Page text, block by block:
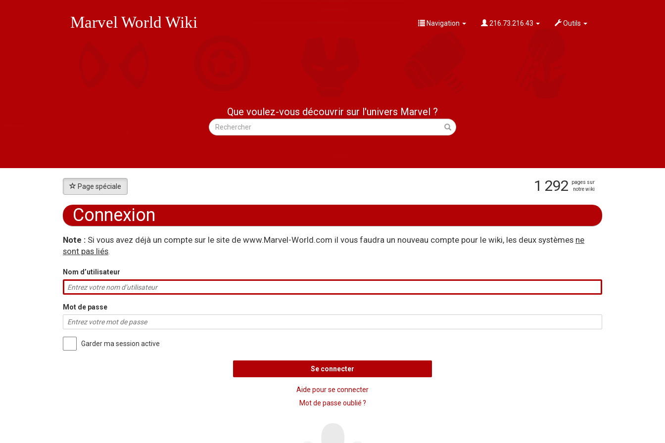
Marvel World Wiki Navigation 216.73.216.43 Outils
Que voulez-vous découvrir sur l'univers Marvel ?
Page spéciale 1 292
pages sur
notre wiki
Connexion
Note : Si vous avez déjà un compte sur le site de www.Marvel-World.com il vous faudra un nouveau compte pour le wiki, les deux systèmes ne
sont pas liés.
Nom d’utilisateur
Mot de passe
Garder ma session active
Se connecter
Aide pour se connecter
Mot de passe oublié ?